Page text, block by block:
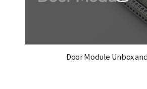
Door Module Unbox